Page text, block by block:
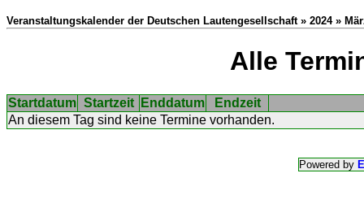
Veranstaltungskalender der Deutschen Lautengesellschaft » 2024 »
Alle
Startdatum Startzeit Enddatum
Endzeit
An diesem Tag sind keine Termine vorhanden.
Powered by